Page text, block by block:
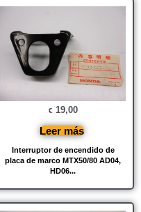
Interruptor de encendido de
placa de marco MTX50/80 AD04,
HD06...
€ 19,00
Leer más